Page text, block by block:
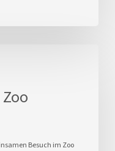
Besuch im Zoo